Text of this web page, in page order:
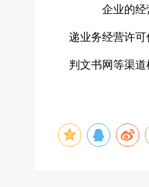
企业的经
递业务经营许
判文书网等渠道